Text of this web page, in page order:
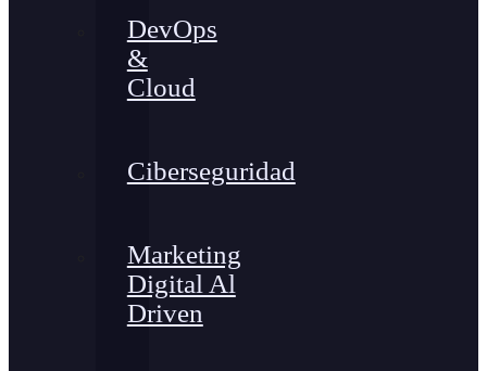
DevOps
&
Cloud
Ciberseguridad
Marketing
Digital Al
Driven